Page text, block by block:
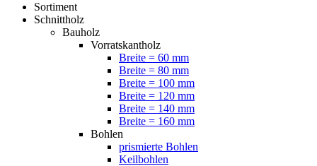
Sortiment
Schnittholz
Bauholz
Vorratskantholz
Breite = 60 mm
Breite = 80 mm
Breite = 100 mm
Breite = 120 mm
Breite = 140 mm
Breite = 160 mm
Bohlen
prismierte Bohlen
Keilbohlen